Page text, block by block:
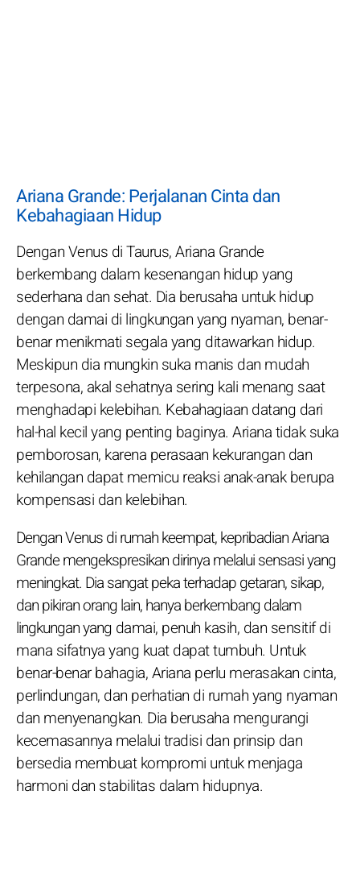
Ariana Grande: Perjalanan Cinta dan
Kebahagiaan Hidup
Dengan Venus di Taurus, Ariana Grande
berkembang dalam kesenangan hidup yang
sederhana dan sehat. Dia berusaha untuk hidup
dengan damai di lingkungan yang nyaman, benar-
benar menikmati segala yang ditawarkan hidup.
Meskipun dia mungkin suka manis dan mudah
terpesona, akal sehatnya sering kali menang saat
menghadapi kelebihan. Kebahagiaan datang dari
hal-hal kecil yang penting baginya. Ariana tidak suka
pemborosan, karena perasaan kekurangan dan
kehilangan dapat memicu reaksi anak-anak berupa
kompensasi dan kelebihan.
Dengan Venus di rumah keempat, kepribadian Ariana
Grande mengekspresikan dirinya melalui sensasi yang
meningkat. Dia sangat peka terhadap getaran, sikap,
dan pikiran orang lain, hanya berkembang dalam
lingkungan yang damai, penuh kasih, dan sensitif di
mana sifatnya yang kuat dapat tumbuh. Untuk
benar-benar bahagia, Ariana perlu merasakan cinta,
perlindungan, dan perhatian di rumah yang nyaman
dan menyenangkan. Dia berusaha mengurangi
kecemasannya melalui tradisi dan prinsip dan
bersedia membuat kompromi untuk menjaga
harmoni dan stabilitas dalam hidupnya.